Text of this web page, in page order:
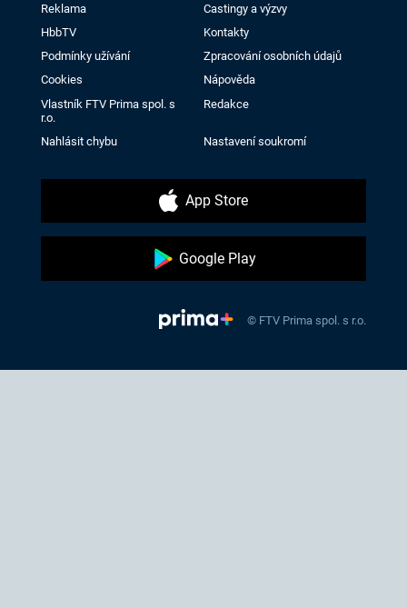
Reklama
Castingy a výzvy
HbbTV
Kontakty
Podmínky užívání
Zpracování osobních údajů
Cookies
Nápověda
Vlastník FTV Prima spol. s
r.o.
Redakce
Nahlásit chybu Nastavení soukromí
App Store
Google Play
© FTV Prima spol. s r.o.